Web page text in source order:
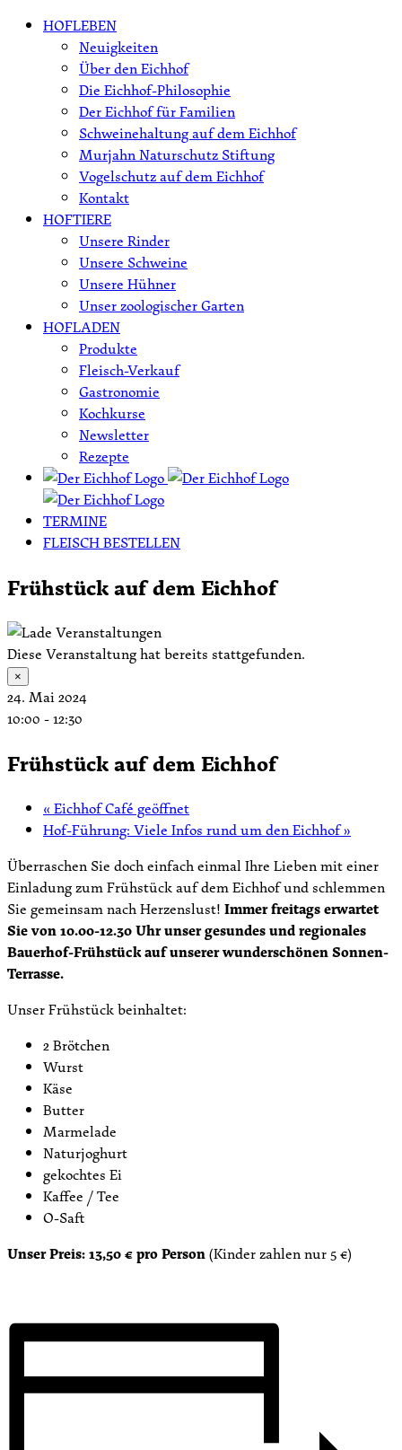
Skip HOFLEBEN
Neuigkeiten
Über den Eichhof
Die Eichhof-Philosophie
Der Eichhof für Familien
Schweinehaltung auf dem Eichhof
Murjahn Naturschutz Stiftung
Vogelschutz auf dem Eichhof
Kontakt
HOFTIERE
Unsere Rinder
Unsere Schweine
Unsere Hühner
Unser zoologischer Garten
HOFLADEN
Produkte
Fleisch-Verkauf
Gastronomie
Kochkurse
Newsletter
Rezepte
TERMINE
FLEISCH BESTELLEN
Frühstück auf dem Eichhof
Diese Veranstaltung hat bereits stattgefunden.
×
24. Mai 2024
10:00 -12:30
Frühstück auf dem Eichhof
« Eichhof Café geöffnet
Hof-Führung: Viele Infos rund um den Eichhof»
Überraschen Sie doch einfach einmal Ihre Lieben mit einer
Einladung zum Frühstück auf dem Eichhof und schlemmen
Sie gemeinsam nach Herzenslust! Immer freitags erwartet
Sie von 10.00-12.30 Uhr unser gesundes und regionales
Bauerhof-Frühstück auf unserer wunderschönen Sonnen-
Terrasse.
Unser Frühstück beinhaltet:
2 Brötchen
Wurst
Käse
Butter
Marmelade
Naturjoghurt
gekochtes Ei
Kaffee / Tee
O-Saft
Unser Preis: 13,50 € pro Person(Kinder zahlen nur 5 €)